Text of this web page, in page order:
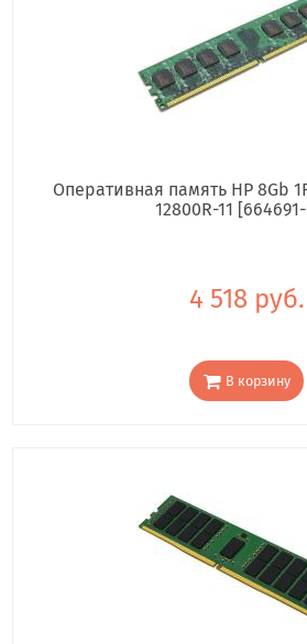
Оперативная память HP 8Gb
12800R-11
4 518 руб.
В корзину